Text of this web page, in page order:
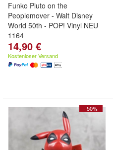
Funko Pluto on the
Peoplemover - Walt Disney
World 50th - POP! Vinyl NEU
1164
14,90 €
Kostenloser Versand
- 50%